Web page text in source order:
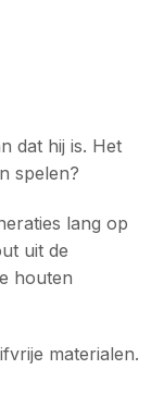
dat hij is. Het
spelen?
lang op
uit de
houten
materialen.